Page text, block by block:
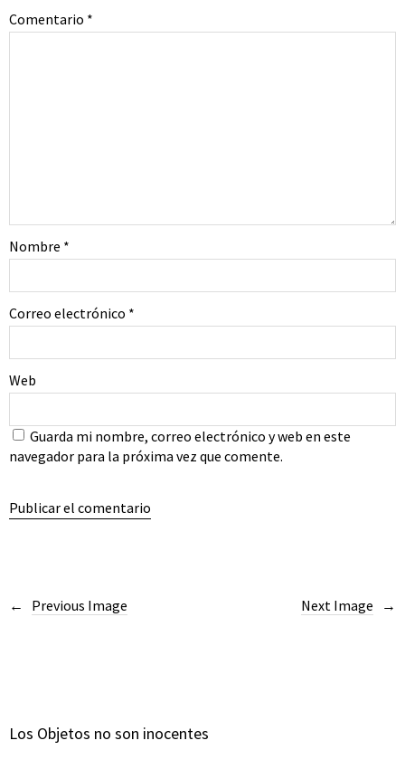
Comentario *
Nombre *
Correo electrónico *
Web
Guarda mi nombre, correo electrónico y web en este
navegador para la próxima vez que comente.
Next Image
Previous Image
Los Objetos no son inocentes